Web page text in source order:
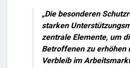
„Die besonderen
starken
zentrale Elemente, um
Betroffenen zu erhöhen
Verbleib im